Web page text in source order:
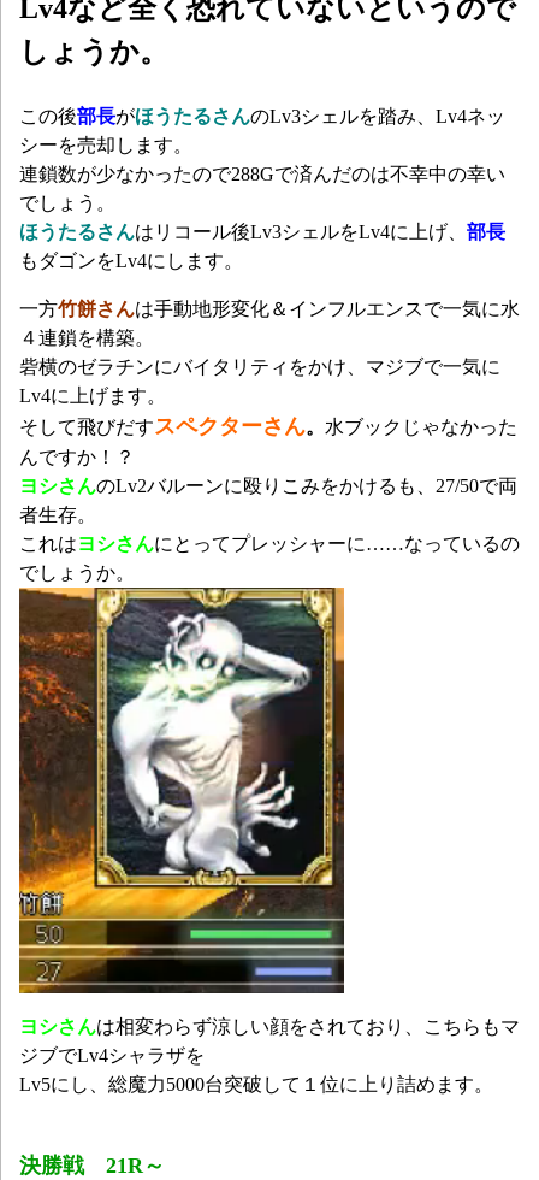
Lv4など全く恐れていないというので
しょうか。
この後部長がほうたるさんのLv3シェルを踏み、Lv4ネッ
シーを売却します。
連鎖数が少なかったので288Gで済んだのは不幸中の幸い
でしょう。
ほうたるさんはリコール後Lv3シェルをLv4に上げ、 部長
もダゴンをLv4にします。
一方竹餅さんは手動地形変化＆インフルエンスで一気に水
４連鎖を構築。
砦横のゼラチンにバイタリティをかけ、マジブで一気に
Lv4に上げます。
そして飛びだすスペクターさん。 水ブックじゃなかった
んですか！？
ヨシさんのLv2バルーンに殴りこみをかけるも、27/50で両
者生存。
これはヨシさんにとってプレッシャーに……なっているの
でしょうか。
ヨシさんは相変わらず涼しい顔をされており、こちらもマ
ジブでLv4シャラザを
Lv5にし、総魔力5000台突破して１位に上り詰めます。
決勝戦 21R～